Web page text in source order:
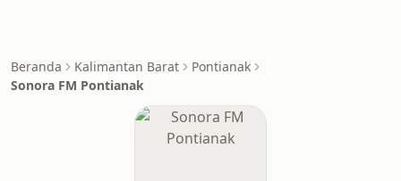
Beranda Kalimantan Barat
Pontianak
Sonora FM Pontianak